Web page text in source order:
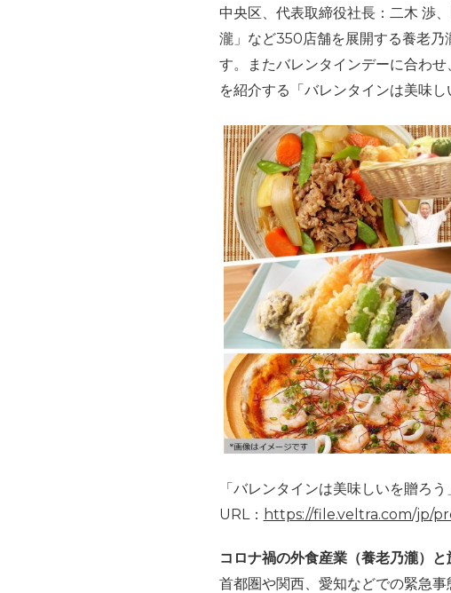
中央区、代表取締役社長：二木 渉
瀧」など350店舗を展開する養老乃
す。またバレンタインデーに合わ
を紹介する「バレンタインは美味
「バレンタインは美味しいを贈ろ
URL： https://file.veltra.com/jp/
コロナ禍の外食産業（養老乃瀧）
首都圏や関西、愛知などでの緊急